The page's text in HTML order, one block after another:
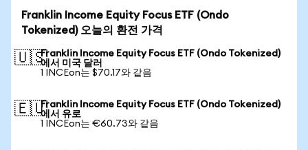
Franklin Income Equity Focus ETF (Ondo
Tokenized) 오늘의 환전 가격
🇺🇸Franklin Income Equity Focus ETF (Ondo Tokenized)
에서 미국 달러
1 INCEon는 $70.17와 같음
🇪🇺Franklin Income Equity Focus ETF (Ondo Tokenized)
에서 유로
1 INCEon는 €60.73와 같음